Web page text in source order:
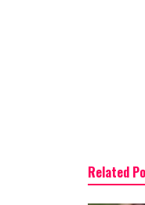
Related